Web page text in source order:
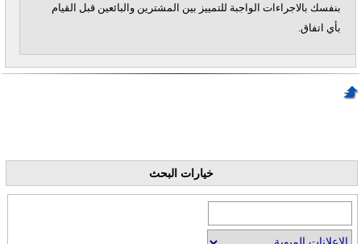
بنفسك بالاجراءات الواجبة للتمييز بين المشترين والبائعين قبل القيام
بأي اتفاق.
خيارات البحث